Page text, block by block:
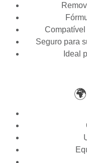
Seguro para
Ideal
🌍